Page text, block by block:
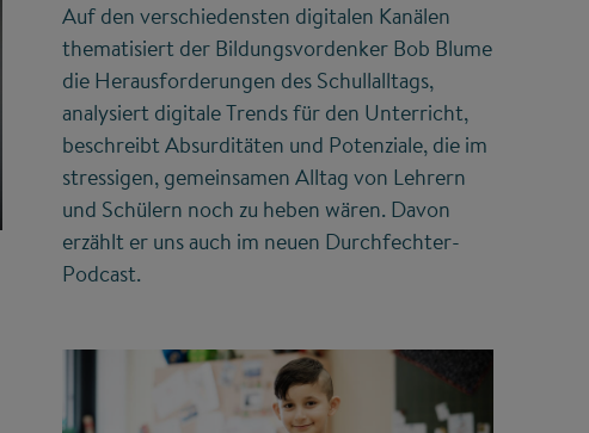
Auf den verschiedensten digitalen Kanälen
thematisiert der Bildungsvordenker Bob Blume
die Herausforderungen des Schullalltags,
analysiert digitale Trends für den Unterricht,
beschreibt Absurditäten und Potenziale, die im
stressigen, gemeinsamen Alltag von Lehrern
und Schülern noch zu heben wären. Davon
erzählt er uns auch im neuen Durchfechter-
Podcast.